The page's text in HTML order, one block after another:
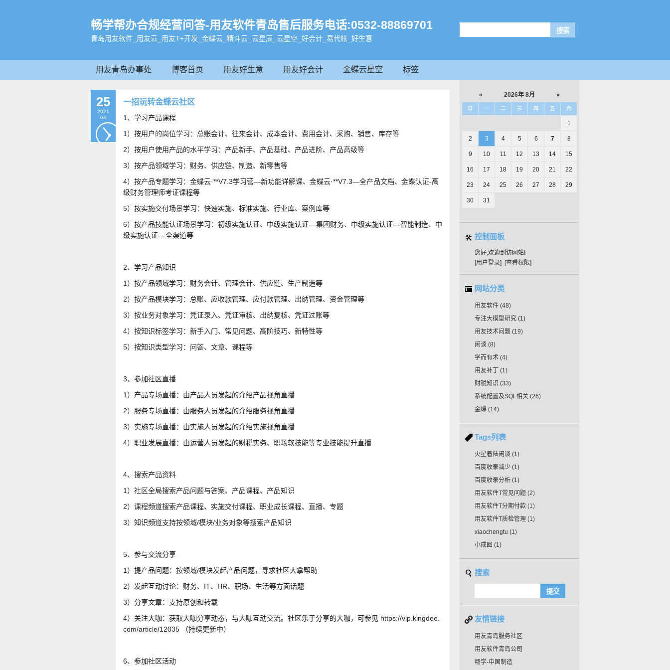
畅学帮办合规经营问答-用友软件青岛售后服务电话:0532-88869701
青岛用友软件_用友云_用友T+开发_金蝶云_精斗云_云星辰_云星空_好会计_易代帐_好生意
用友青岛办事处 博客首页 用友好生意 用友好会计 金蝶云星空 标签
25
2021
04
一招玩转金蝶云社区
1、学习产品课程
1）按用户的岗位学习：总账会计、往来会计、成本会计、费用会计、采购、销售、库存等
2）按用户使用产品的水平学习：产品新手、产品基础、产品进阶、产品高级等
3）按产品领域学习：财务、供应链、制造、新零售等
4）按产品专题学习：金蝶云·**V7.3学习营—新功能详解课、金蝶云·**V7.3—全产品文档、金蝶认证-高
级财务管理师考证课程等
5）按实施交付场景学习：快速实施、标准实施、行业库、案例库等
6）按产品技能认证场景学习：初级实施认证、中级实施认证---集团财务、中级实施认证---智能制造、中
级实施认证---全渠道等
2、学习产品知识
1）按产品领域学习：财务会计、管理会计、供应链、生产制造等
2）按产品模块学习：总账、应收款管理、应付款管理、出纳管理、资金管理等
3）按业务对象学习：凭证录入、凭证审核、出纳复核、凭证过账等
4）按知识标签学习：新手入门、常见问题、高阶技巧、新特性等
5）按知识类型学习：问答、文章、课程等
3、参加社区直播
1）产品专场直播：由产品人员发起的介绍产品视角直播
2）服务专场直播：由服务人员发起的介绍服务视角直播
3）实施专场直播：由实施人员发起的介绍实施视角直播
4）职业发展直播：由运营人员发起的财税实务、职场软技能等专业技能提升直播
4、搜索产品资料
1）社区全局搜索产品问题与答案、产品课程、产品知识
2）课程频道搜索产品课程、实施交付课程、职业成长课程、直播、专题
3）知识频道支持按领域/模块/业务对象等搜索产品知识
5、参与交流分享
1）提产品问题：按领域/模块发起产品问题，寻求社区大拿帮助
2）发起互动讨论：财务、IT、HR、职场、生活等方面话题
3）分享文章：支持原创和转载
4）关注大咖：获取大咖分享动态，与大咖互动交流。社区乐于分享的大咖，可参见 https://vip.kingdee.
com/article/12035 （持续更新中）
6、参加社区活动
« 2026年 8月 »
日 一 二 三 四 五 六
1
2 3 4 5 6 7 8
9 10 11 12 13 14 15
16 17 18 19 20 21 22
23 24 25 26 27 28 29
30 31
控制面板
您好,欢迎到访网站!
[用户登录]
[查看权限]
网站分类
用友软件 (48)
专注大模型研究 (1)
用友技术问题 (19)
闲谈 (8)
学而有术 (4)
用友补丁
(1)
财税知识 (33)
系统配置及SQL相关 (26)
金蝶 (14)
Tags列表
火星着陆闲谈 (1)
百度收录减少 (1)
百度收录分析 (1)
用友软件T常见问题 (2)
用友软件T分期付款 (1)
用友软件T质检管理 (1)
xiaochengtu (1)
小成图 (1)
搜索
友情链接
用友青岛服务社区
用友软件青岛公司
畅学-中国制造